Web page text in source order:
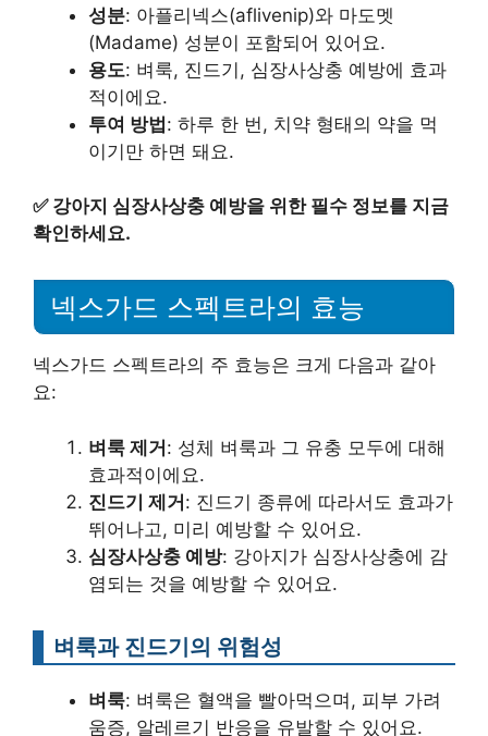
성분: 아플리넥스(aflivenip)와 마도멧
(Madame) 성분이 포함되어 있어요.
용도: 벼룩, 진드기, 심장사상충 예방에 효과
적이에요.
투여 방법: 하루 한 번, 치약 형태의 약을 먹
이기만 하면 돼요.
✅ 강아지 심장사상충 예방을 위한 필수 정보를 지금
확인하세요.
넥스가드 스펙트라의 효능
넥스가드 스펙트라의 주 효능은 크게 다음과 같아
요:
벼룩 제거: 성체 벼룩과 그 유충 모두에 대해
효과적이에요.
진드기 제거: 진드기 종류에 따라서도 효과가
뛰어나고, 미리 예방할 수 있어요.
심장사상충 예방: 강아지가 심장사상충에 감
염되는 것을 예방할 수 있어요.
벼룩과 진드기의 위험성
벼룩: 벼룩은 혈액을 빨아먹으며, 피부 가려
움증, 알레르기 반응을 유발할 수 있어요.